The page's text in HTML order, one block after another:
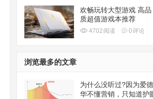
欢畅玩转大型游戏 高品
质超值游戏本推荐
4702 阅读 0评论
浏览最多的文章
为什么没听过?因为爱德
华不懂营销，只知道护